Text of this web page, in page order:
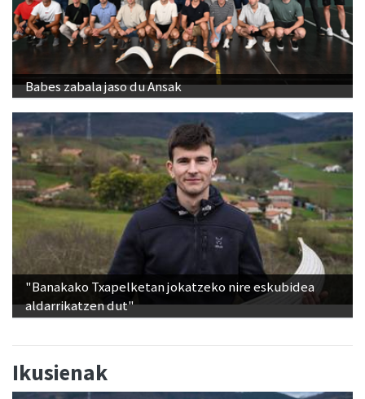
Babes zabala jaso du Ansak
"Banakako Txapelketan jokatzeko nire eskubidea
aldarrikatzen dut"
Ikusienak